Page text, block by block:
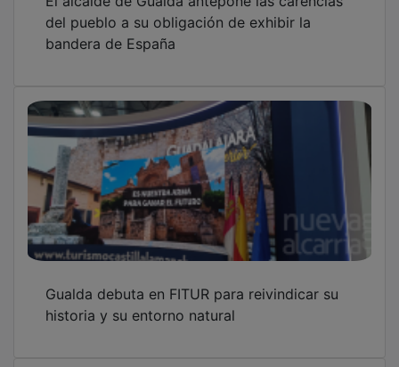
del pueblo a su obligación de exhibir la
bandera de España
historia y su entorno natural